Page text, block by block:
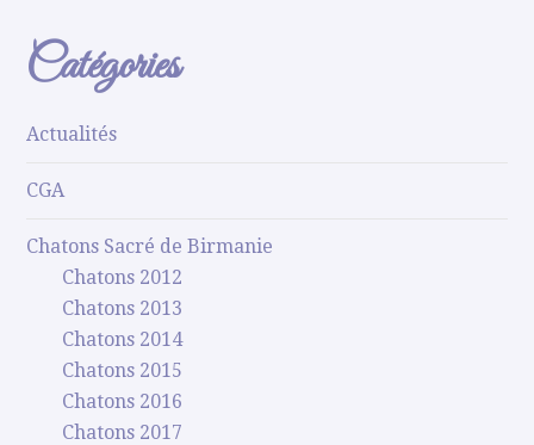
Catégories
Actualités
CGA
Chatons Sacré de Birmanie
Chatons 2012
Chatons 2013
Chatons 2014
Chatons 2015
Chatons 2016
Chatons 2017